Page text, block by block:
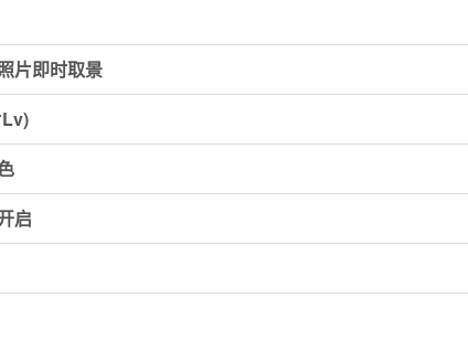
片即时取景
启